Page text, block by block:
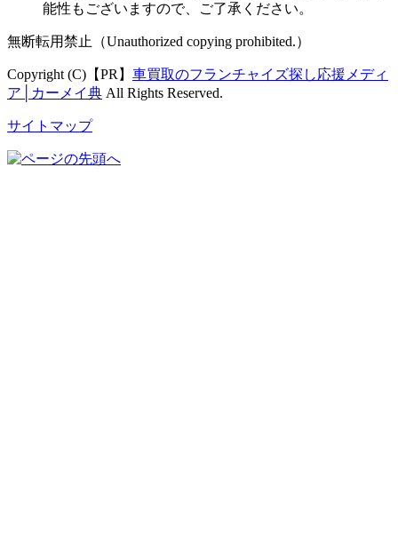
能性もございますので、ご了承ください。
無断転用禁止（Unauthorized copying prohibited.）
Copyright (C)【PR】 車買取のフランチャイズ探し応援メディ
ア│カーメイ典 All Rights Reserved.
サイトマップ